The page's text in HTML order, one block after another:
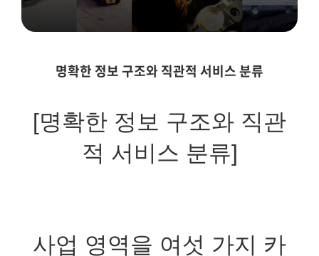
명확한 정보 구조와 직관적 서비스 분류
[명확한 정보 구조와 직관
적 서비스 분류]
사업 영역을 여섯 가지 카